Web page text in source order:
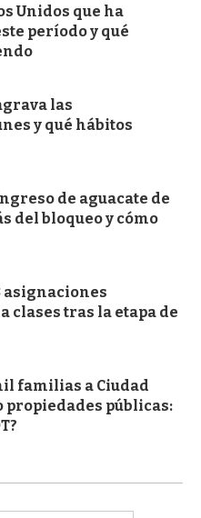
Unidos que ha
período y qué
las
y qué hábitos
de aguacate de
del bloqueo y cómo
asignaciones
clases tras la etapa de
familias a Ciudad
propiedades públicas: